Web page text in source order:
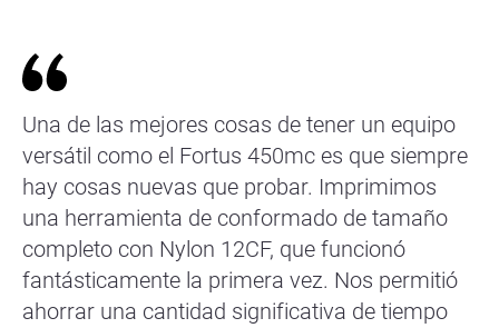
Una de las mejores cosas de tener un equipo
versátil como el Fortus 450mc es que siempre
hay cosas nuevas que probar. Imprimimos
una herramienta de conformado de tamaño
completo con Nylon 12CF, que funcionó
fantásticamente la primera vez. Nos permitió
ahorrar una cantidad significativa de tiempo